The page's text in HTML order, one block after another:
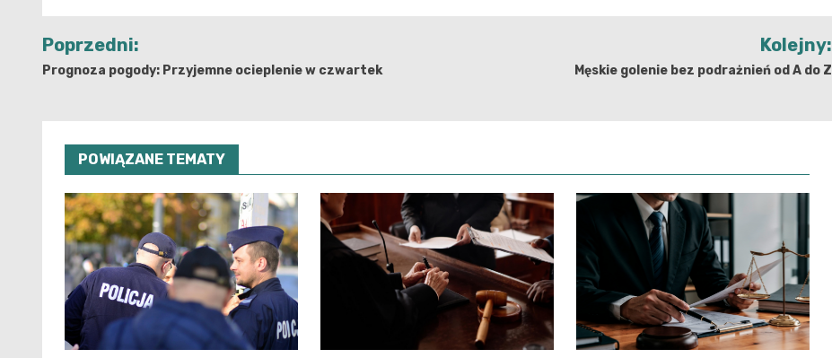
Nawigacja
wpisu
Poprzedni:
Prognoza pogody: Przyjemne ocieplenie w czwartek
Kolejny:
Męskie golenie bez podrażnień od A do Z
POWIĄZANE TEMATY